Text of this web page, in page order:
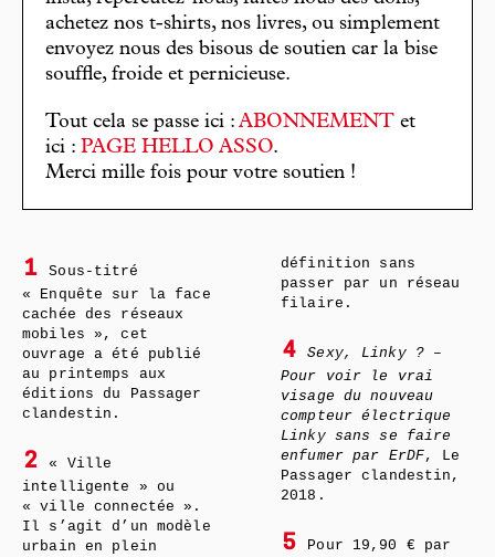
achetez nos t-shirts, nos livres, ou simplement
envoyez nous des bisous de soutien car la bise
souffle, froide et pernicieuse.
Tout cela se passe ici : ABONNEMENT et
ici : PAGE HELLO ASSO.
Merci mille fois pour votre soutien !
1
Sous-titré
« Enquête sur la face
cachée des réseaux
mobiles », cet
ouvrage a été publié
au printemps aux
éditions du Passager
clandestin.
2
« Ville
intelligente » ou
« ville connectée ».
Il s’agit d’un modèle
urbain en plein
définition sans
passer par un réseau
filaire.
4 Sexy, Linky ? –
Pour voir le vrai
visage du nouveau
compteur électrique
Linky sans se faire
enfumer par ErDF, Le
Passager clandestin,
2018.
5
Pour 19,90 € par